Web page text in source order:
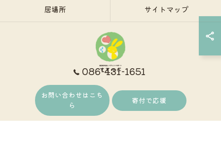
086-431-1651
お問い合わせはこち
ら
寄付で応援
居場所 サイトマップ
© 2026 岡山で保護者支援ならNPO法人ペアレント・サポートすてっぷ ALL RIGHTS
RESERVED.